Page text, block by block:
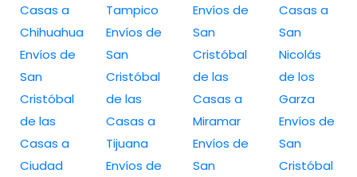
Casas a
Chihuahua
Envíos de
San
Cristóbal
de las
Casas a
Ciudad
Tampico
Envíos de
San
Cristóbal
de las
Casas a
Tijuana
Envíos de
Envíos de
San
Cristóbal
de las
Casas a
Miramar
Envíos de
San
Casas a
San
Nicolás
de los
Garza
Envíos de
San
Cristóbal